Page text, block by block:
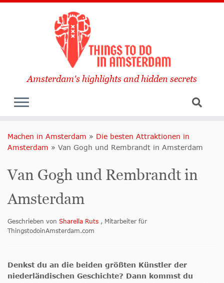
Amsterdam's highlights and hidden secrets
Machen in Amsterdam » Die besten Attraktionen in
Amsterdam » Van Gogh und Rembrandt in Amsterdam
Van Gogh und Rembrandt in
Amsterdam
Geschrieben von Sharella Ruts , Mitarbeiter für
ThingstodoinAmsterdam.com
Denkst du an die beiden größten Künstler der
niederländischen Geschichte? Dann kommst du